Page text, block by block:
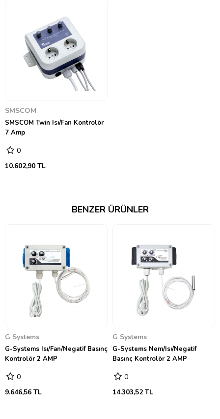
SMSCOM
SMSCOM Twin Isı/Fan Kontrolör
7 Amp
0
10.602,90 TL
BENZER ÜRÜNLER
G Systems
G-Systems Isı/Fan/Negatif Basınç
Kontrolör 2 AMP
0
9.646,56 TL
G Systems
G-Systems Nem/Isı/Negatif
Basınç Kontrolör 2 AMP
0
14.303,52 TL